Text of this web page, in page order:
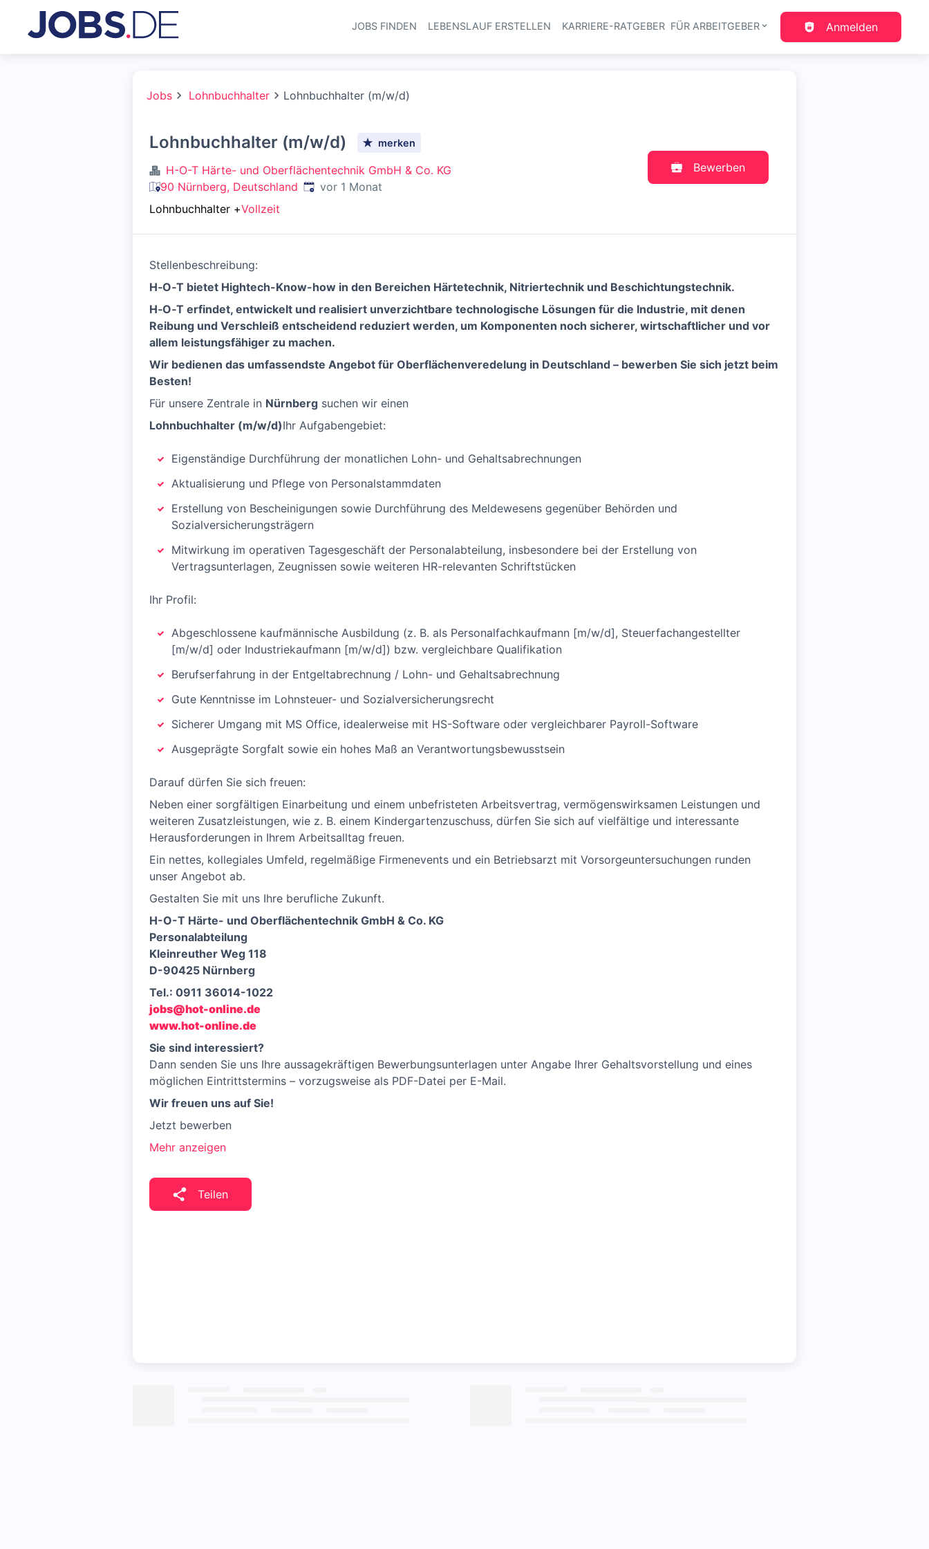
Haupt-Navigation
JOBS FINDEN LEBENSLAUF ERSTELLEN KARRIERE-RATGEBER FÜR ARBEITGEBER Anmelden
Jobs Lohnbuchhalter Lohnbuchhalter (m/w/d)
Lohnbuchhalter (m/w/d) merken
H-O-T Härte- und Oberflächentechnik GmbH & Co. KG
90 Nürnberg, Deutschland Veröffentlicht:
vor 1 Monat
Lohnbuchhalter +Vollzeit
Bewerben
Stellenbeschreibung:
H‑O‑T bietet Hightech-Know-how in den Bereichen Härtetechnik, Nitriertechnik und Beschichtungstechnik.
H‑O‑T erfindet, entwickelt und realisiert unverzichtbare technologische Lösungen für die Industrie, mit denen
Reibung und Verschleiß entscheidend reduziert werden, um Komponenten noch sicherer, wirtschaftlicher und vor
allem leistungsfähiger zu machen.
Wir bedienen das umfassendste Angebot für Oberflächenveredelung in Deutschland – bewerben Sie sich jetzt beim
Besten!
Für unsere Zentrale in Nürnberg suchen wir einen
Lohnbuchhalter (m/w/d)Ihr Aufgabengebiet:
Eigenständige Durchführung der monatlichen Lohn- und Gehaltsabrechnungen
Aktualisierung und Pflege von Personalstammdaten
Erstellung von Bescheinigungen sowie Durchführung des Meldewesens gegenüber Behörden und
Sozialversicherungsträgern
Mitwirkung im operativen Tagesgeschäft der Personalabteilung, insbesondere bei der Erstellung von
Vertragsunterlagen, Zeugnissen sowie weiteren HR-relevanten Schriftstücken
Ihr Profil:
Abgeschlossene kaufmännische Ausbildung (z. B. als Personalfachkaufmann [m/w/d], Steuerfachangestellter
[m/w/d] oder Industriekaufmann [m/w/d]) bzw. vergleichbare Qualifikation
Berufserfahrung in der Entgeltabrechnung / Lohn- und Gehaltsabrechnung
Gute Kenntnisse im Lohnsteuer- und Sozialversicherungsrecht
Sicherer Umgang mit MS Office, idealerweise mit HS-Software oder vergleichbarer Payroll-Software
Ausgeprägte Sorgfalt sowie ein hohes Maß an Verantwortungsbewusstsein
Darauf dürfen Sie sich freuen:
Neben einer sorgfältigen Einarbeitung und einem unbefristeten Arbeitsvertrag, vermögenswirksamen Leistungen und
weiteren Zusatzleistungen, wie z. B. einem Kindergartenzuschuss, dürfen Sie sich auf vielfältige und interessante
Herausforderungen in Ihrem Arbeitsalltag freuen.
Ein nettes, kollegiales Umfeld, regelmäßige Firmenevents und ein Betriebsarzt mit Vorsorgeuntersuchungen runden
unser Angebot ab.
Gestalten Sie mit uns Ihre berufliche Zukunft.
H-O-T Härte- und Oberflächentechnik GmbH & Co. KG
Personalabteilung
Kleinreuther Weg 118
D-90425 Nürnberg
Tel.: 0911 36014-1022
jobs@hot-online.de
www.hot-online.de
Sie sind interessiert?
Dann senden Sie uns Ihre aussagekräftigen Bewerbungsunterlagen unter Angabe Ihrer Gehaltsvorstellung und eines
möglichen Eintrittstermins – vorzugsweise als PDF-Datei per E-Mail.
Wir freuen uns auf Sie!
Jetzt bewerben
Mehr anzeigen
Teilen